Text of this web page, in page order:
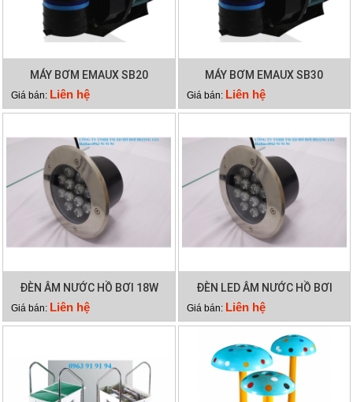
MÁY BƠM EMAUX SB20
Giá bán: Liên hệ
MÁY BƠM EMAUX SB30
Giá bán: Liên hệ
ĐÈN ÂM NƯỚC HỒ BƠI 18W
Giá bán: Liên hệ
ĐÈN LED ÂM NƯỚC HỒ BƠI
12W
Giá bán: Liên hệ